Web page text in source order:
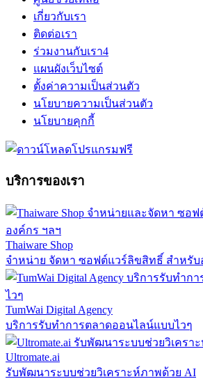
เกี่ยวกับเรา
ติดต่อเรา
ร่วมงานกับเรา4
แผนผังเว็บไซต์
ตั้งค่าความเป็นส่วนตัว
นโยบายความเป็นส่วนตัว
นโยบายคุกกี้
บริการของเรา
Thaiware Shop
จำหน่าย จัดหา ซอฟต์แวร์ลิขสิทธิ์ สำหรับ
TumWai Digital Agency
บริการรับทำการตลาดออนไลน์แบบไวๆ
Ultromate.ai
รับพัฒนาระบบช่วยวิเคราะห์ภาพด้วย AI